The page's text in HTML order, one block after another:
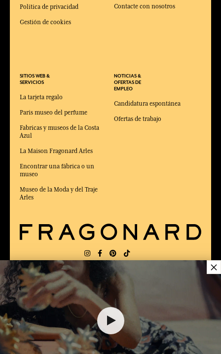
35,00 €
Política de privacidad
Gestión de cookies
SITIOS WEB &
SERVICIOS
La tarjeta regalo
Paris museo del perfume
Fabricas y museos de la Costa
Azul
La Maison Fragonard Arles
Encontrar una fábrica o un
museo
Museo de la Moda y del Traje
Arles
Contacte con nosotros
NOTICIAS &
OFERTAS DE
EMPLEO
Candidatura espontánea
Ofertas de trabajo
ENTREGA: FR
ELEGIDO MEJOR SITIO DE COMERCIO
×